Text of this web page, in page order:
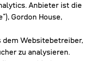
Anbieter ist die
Gordon House,
Websitebetreiber,
zu analysieren.